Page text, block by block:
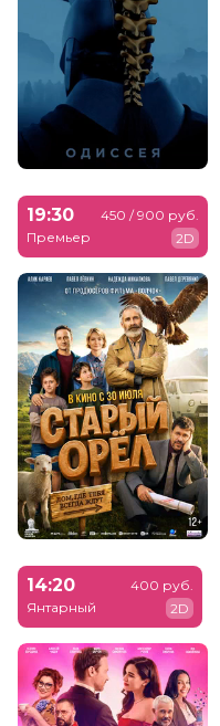
19:30
Премьер
450 / 900 руб.
2D
14:20
Янтарный
400 руб.
2D